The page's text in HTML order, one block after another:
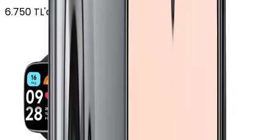
6.750 TL'den başlayan fiyatlar